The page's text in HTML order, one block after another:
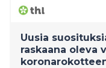
synnytyksen
kasvava kohtu
sujuvassa
ja koronavirustauti
Uusia
raskaana oleva